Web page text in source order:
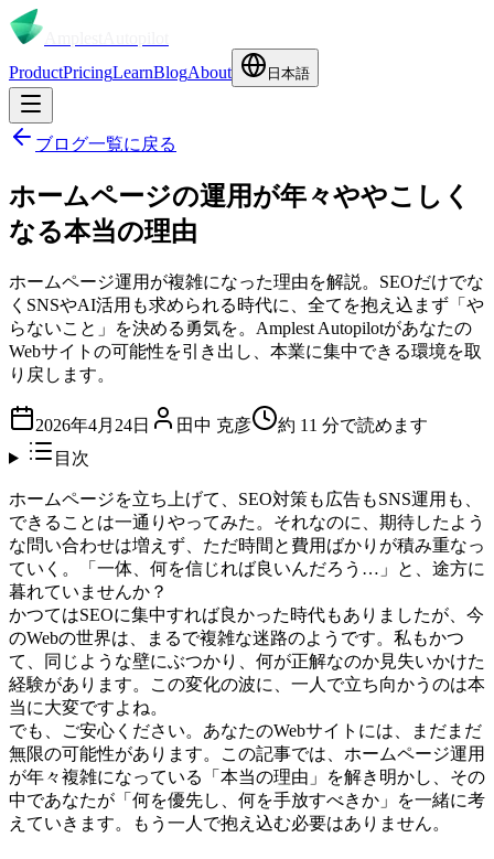
ProductPricingLearnBlogAbout 日本語
ブログ一覧に戻る
ホームページの運用が年々ややこしく
なる本当の理由
ホームページ運用が複雑になった理由を解説。SEOだけでな
くSNSやAI活用も求められる時代に、全てを抱え込まず「や
らないこと」を決める勇気を。Amplest Autopilotがあなたの
Webサイトの可能性を引き出し、本業に集中できる環境を取
り戻します。
2026年4月24日 田中 克彦 約 11 分で読めます
目次
ホームページを立ち上げて、SEO対策も広告もSNS運用も、
できることは一通りやってみた。それなのに、期待したよう
な問い合わせは増えず、ただ時間と費用ばかりが積み重なっ
ていく。「一体、何を信じれば良いんだろう…」と、途方に
暮れていませんか？
かつてはSEOに集中すれば良かった時代もありましたが、今
のWebの世界は、まるで複雑な迷路のようです。私もかつ
て、同じような壁にぶつかり、何が正解なのか見失いかけた
経験があります。この変化の波に、一人で立ち向かうのは本
当に大変ですよね。
でも、ご安心ください。あなたのWebサイトには、まだまだ
無限の可能性があります。この記事では、ホームページ運用
が年々複雑になっている「本当の理由」を解き明かし、その
中であなたが「何を優先し、何を手放すべきか」を一緒に考
えていきます。もう一人で抱え込む必要はありません。